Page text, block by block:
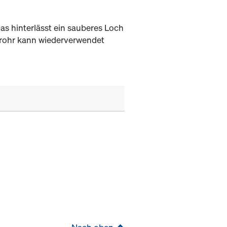
hinterlässt ein sauberes Loch
kann wiederverwendet